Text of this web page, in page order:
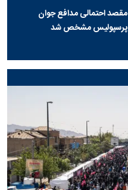
مقصد احتمالی مدافع جوان
پرسپولیس مشخص شد